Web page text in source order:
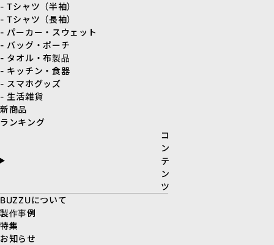
- Tシャツ（半袖）
- Tシャツ（長袖）
- パーカー・スウェット
- バッグ・ポーチ
- タオル・布製品
- キッチン・食器
- スマホグッズ
- 生活雑貨
新商品
ランキング
コ
ン
テ
ン
ツ
BUZZUについて
製作事例
特集
お知らせ